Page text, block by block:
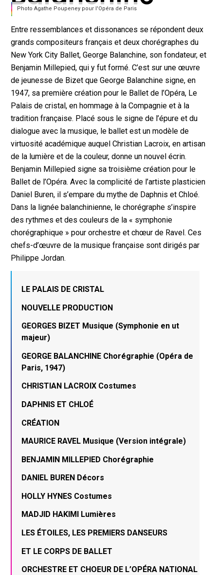
Photo Agathe Poupeney pour l'Opéra de Paris
Entre ressemblances et dissonances se répondent deux
grands compositeurs français et deux chorégraphes du
New York City Ballet, George Balanchine, son fondateur, et
Benjamin Millepied, qui y fut formé. C’est sur une œuvre
de jeunesse de Bizet que George Balanchine signe, en
1947, sa première création pour le Ballet de l’Opéra, Le
Palais de cristal, en hommage à la Compagnie et à la
tradition française. Placé sous le signe de l’épure et du
dialogue avec la musique, le ballet est un modèle de
virtuosité académique auquel Christian Lacroix, en artisan
de la lumière et de la couleur, donne un nouvel écrin.
Benjamin Millepied signe sa troisième création pour le
Ballet de l’Opéra. Avec la complicité de l’artiste plasticien
Daniel Buren, il s’empare du mythe de Daphnis et Chloé.
Dans la lignée balanchinienne, le chorégraphe s’inspire
des rythmes et des couleurs de la « symphonie
chorégraphique » pour orchestre et chœur de Ravel. Ces
chefs-d’œuvre de la musique française sont dirigés par
Philippe Jordan.
LE PALAIS DE CRISTAL
NOUVELLE PRODUCTION
GEORGES BIZET Musique (Symphonie en ut
majeur)
GEORGE BALANCHINE Chorégraphie (Opéra de
Paris, 1947)
CHRISTIAN LACROIX Costumes
DAPHNIS ET CHLOÉ
CRÉATION
MAURICE RAVEL Musique (Version intégrale)
BENJAMIN MILLEPIED Chorégraphie
DANIEL BUREN Décors
HOLLY HYNES Costumes
MADJID HAKIMI Lumières
LES ÉTOILES, LES PREMIERS DANSEURS
ET LE CORPS DE BALLET
ORCHESTRE ET CHOEUR DE L’OPÉRA NATIONAL